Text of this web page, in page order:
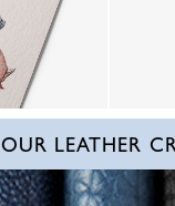
OUR LEATHER